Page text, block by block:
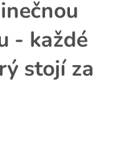
- každé
stojí za